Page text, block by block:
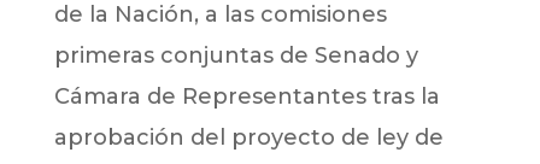
de la Nación, a las comisiones
primeras conjuntas de Senado y
Cámara de Representantes tras la
aprobación del proyecto de ley de